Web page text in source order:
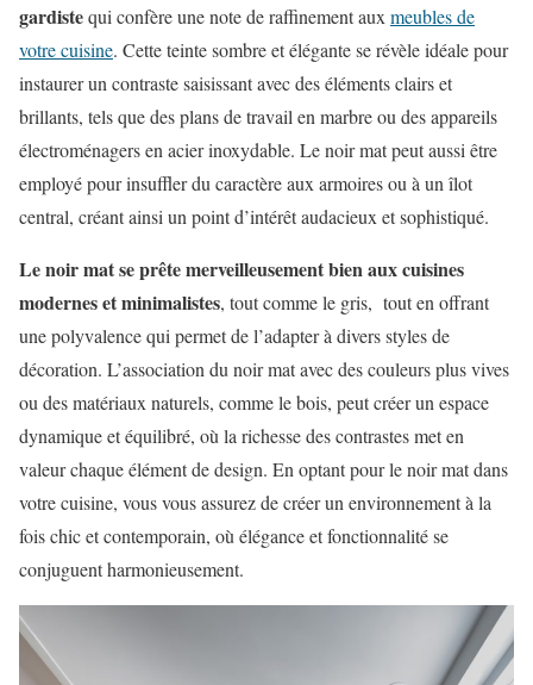
gardistequi confère une note de raffinement aux meubles de
votre cuisine. Cette teinte sombre et élégante se révèle idéale pour
instaurer un contraste saisissant avec des éléments clairs et
brillants, tels que des plans de travail en marbre ou des appareils
électroménagers en acier inoxydable. Le noir mat peut aussi être
employé pour insuffler du caractère aux armoires ou à un îlot
central, créant ainsi un point d’intérêt audacieux et sophistiqué.
Le noir mat se prête merveilleusement bien aux cuisines
modernes et minimalistes, tout comme le gris, tout en offrant
une polyvalence qui permet de l’adapter à divers styles de
décoration. L’association du noir mat avec des couleurs plus vives
ou des matériaux naturels, comme le bois, peut créer un espace
dynamique et équilibré, où la richesse des contrastes met en
valeur chaque élément de design. En optant pour le noir mat dans
votre cuisine, vous vous assurez de créer un environnement à la
fois chic et contemporain, où élégance et fonctionnalité se
conjuguent harmonieusement.